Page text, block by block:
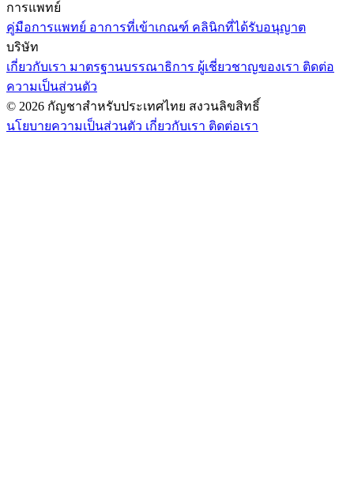
การแพทย์
คู่มือการแพทย์ อาการที่เข้าเกณฑ์ คลินิกที่ได้รับอนุญาต
บริษัท
เกี่ยวกับเรา มาตรฐานบรรณาธิการ ผู้เชี่ยวชาญของเรา ติดต่อ
ความเป็นส่วนตัว
© 2026 กัญชาสำหรับประเทศไทย สงวนลิขสิทธิ์
นโยบายความเป็นส่วนตัว เกี่ยวกับเรา ติดต่อเรา